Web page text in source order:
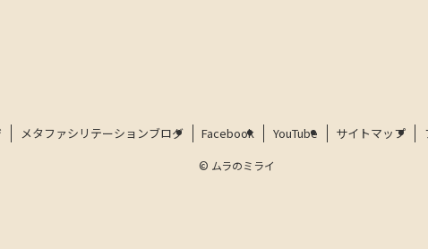
メタファシリテーションブログ Facebook YouTube サイトマップ
© ムラのミライ